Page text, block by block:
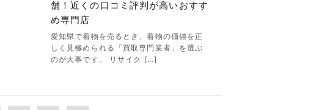
舗！近くの口コミ評判が高いおすす
め専門店
愛知県で着物を売るとき、着物の価値を正
しく見極められる「買取専門業者」を選ぶ
のが大事です。 リサイク […]